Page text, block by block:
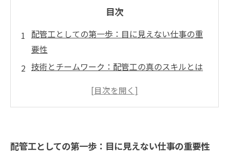
目次
配管工としての第一歩：目に見えない仕事の重
要性
技術とチームワーク：配管工の真のスキルとは
日常の挑戦：配管工が直面する問題とその解決
仕事の背後にある物語：配管工の達成感とは
配管工としての第一歩：目に見えない仕事の重要性